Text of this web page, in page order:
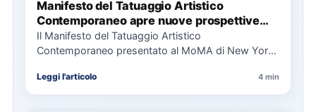
Manifesto del Tatuaggio Artistico
Contemporaneo apre nuove prospettive
per il collezionismo
Il Manifesto del Tatuaggio Artistico
Contemporaneo presentato al MoMA di New York
Leggi l'articolo 4 min